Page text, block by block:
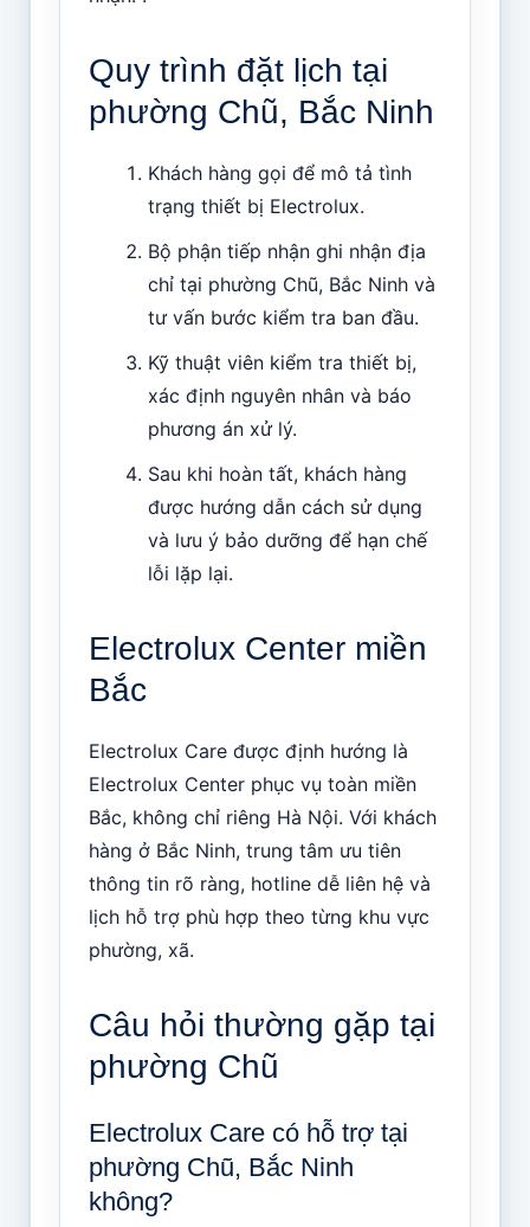
Quy trình đặt lịch tại
phường Chũ, Bắc Ninh
Khách hàng gọi để mô tả tình
trạng thiết bị Electrolux.
Bộ phận tiếp nhận ghi nhận địa
chỉ tại phường Chũ, Bắc Ninh và
tư vấn bước kiểm tra ban đầu.
Kỹ thuật viên kiểm tra thiết bị,
xác định nguyên nhân và báo
phương án xử lý.
Sau khi hoàn tất, khách hàng
được hướng dẫn cách sử dụng
và lưu ý bảo dưỡng để hạn chế
lỗi lặp lại.
Electrolux Center miền
Bắc
Electrolux Care được định hướng là
Electrolux Center phục vụ toàn miền
Bắc, không chỉ riêng Hà Nội. Với khách
hàng ở Bắc Ninh, trung tâm ưu tiên
thông tin rõ ràng, hotline dễ liên hệ và
lịch hỗ trợ phù hợp theo từng khu vực
phường, xã.
Câu hỏi thường gặp tại
phường Chũ
Electrolux Care có hỗ trợ tại
phường Chũ, Bắc Ninh
không?